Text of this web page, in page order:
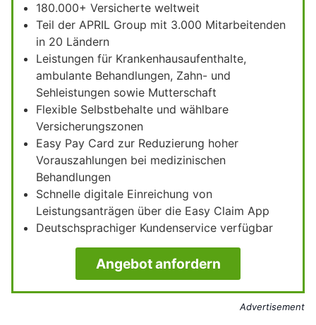
180.000+ Versicherte weltweit
Teil der APRIL Group mit 3.000 Mitarbeitenden
in 20 Ländern
Leistungen für Krankenhausaufenthalte,
ambulante Behandlungen, Zahn- und
Sehleistungen sowie Mutterschaft
Flexible Selbstbehalte und wählbare
Versicherungszonen
Easy Pay Card zur Reduzierung hoher
Vorauszahlungen bei medizinischen
Behandlungen
Schnelle digitale Einreichung von
Leistungsanträgen über die Easy Claim App
Deutschsprachiger Kundenservice verfügbar
Angebot anfordern
Advertisement